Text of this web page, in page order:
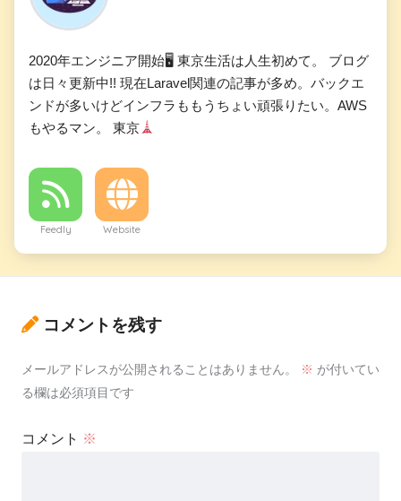
2020年エンジニア開始🖥 東京生活は人生初めて。 ブログ
は日々更新中!! 現在Laravel関連の記事が多め。バックエ
ンドが多いけどインフラももうちょい頑張りたい。AWS
もやるマン。 東京
Feedly Website
コメントを残す
メールアドレスが公開されることはありません。 ※ が付いてい
る欄は必須項目です
コメント ※